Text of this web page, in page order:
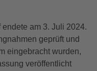
am 3. Juli 2024.
geprüft und
eingebracht wurden,
veröffentlicht